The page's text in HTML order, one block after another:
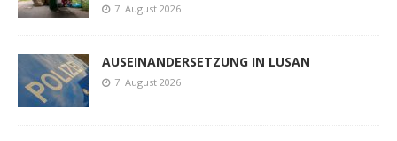
7. August 2026
AUSEINANDERSETZUNG IN LUSAN
7. August 2026